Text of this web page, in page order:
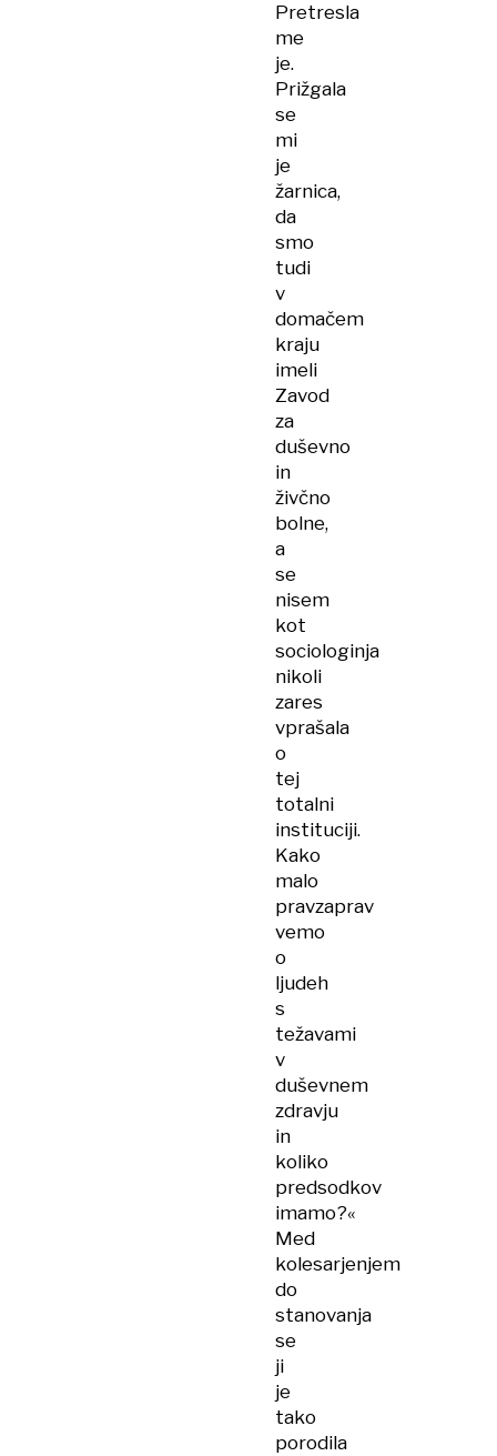
Pretresla
me
je.
Prižgala
se
mi
je
žarnica,
da
smo
tudi
v
domačem
kraju
imeli
Zavod
za
duševno
in
živčno
bolne,
a
se
nisem
kot
sociologinja
nikoli
zares
vprašala
o
tej
totalni
instituciji.
Kako
malo
pravzaprav
vemo
o
ljudeh
s
težavami
v
duševnem
zdravju
in
koliko
predsodkov
imamo?«
Med
kolesarjenjem
do
stanovanja
se
ji
je
tako
porodila